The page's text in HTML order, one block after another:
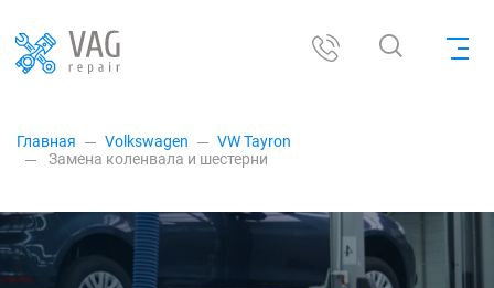
Главная Volkswagen
VW Tayron
Замена коленвала и шестерни